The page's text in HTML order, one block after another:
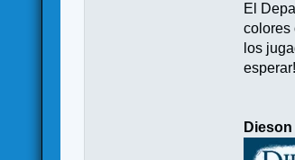
El
colores
los
esperar!